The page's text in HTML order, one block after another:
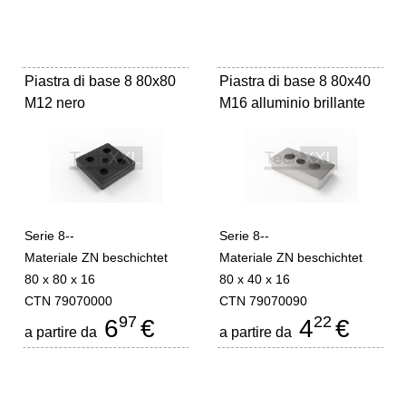
Piastra di base 8 80x80
M12 nero
Serie 8--
Materiale ZN beschichtet
80 x 80 x 16
CTN 79070000
a partire da 697 €
Piastra di base 8 80x40
M16 alluminio brillante
Serie 8--
Materiale ZN beschichtet
80 x 40 x 16
CTN 79070090
a partire da 422 €